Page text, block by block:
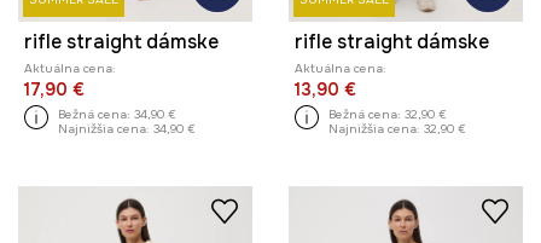
rifle straight dámske
Aktuálna cena:
17,90 €
Bežná cena: 34,90 €
Najnižšia cena: 34,90 €
rifle straight dámske
Aktuálna cena:
13,90 €
Bežná cena: 32,90 €
Najnižšia cena: 32,90 €